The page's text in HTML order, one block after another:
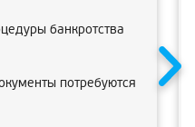
банкротства
потребуются